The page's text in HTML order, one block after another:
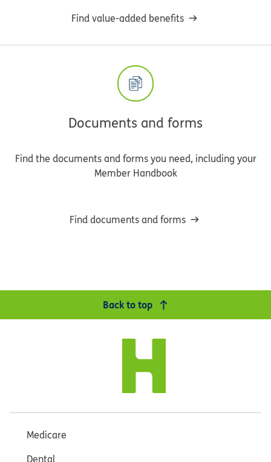
Find value-added benefits
Documents and forms
Find the documents and forms you need, including your
Member Handbook
Find documents and forms
Back to top
Medicare
Dental